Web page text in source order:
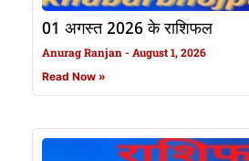
01 अगस्त 2026 के राशिफल
Anurag Ranjan August 1, 2026
Read Now »